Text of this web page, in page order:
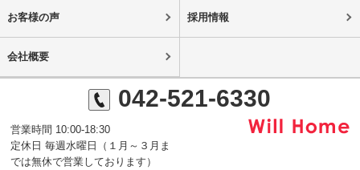
お客様の声 採用情報
会社概要
042-521-6330
営業時間 10:00-18:30
定休日 毎週水曜日（１月～３月ま
では無休で営業しております）